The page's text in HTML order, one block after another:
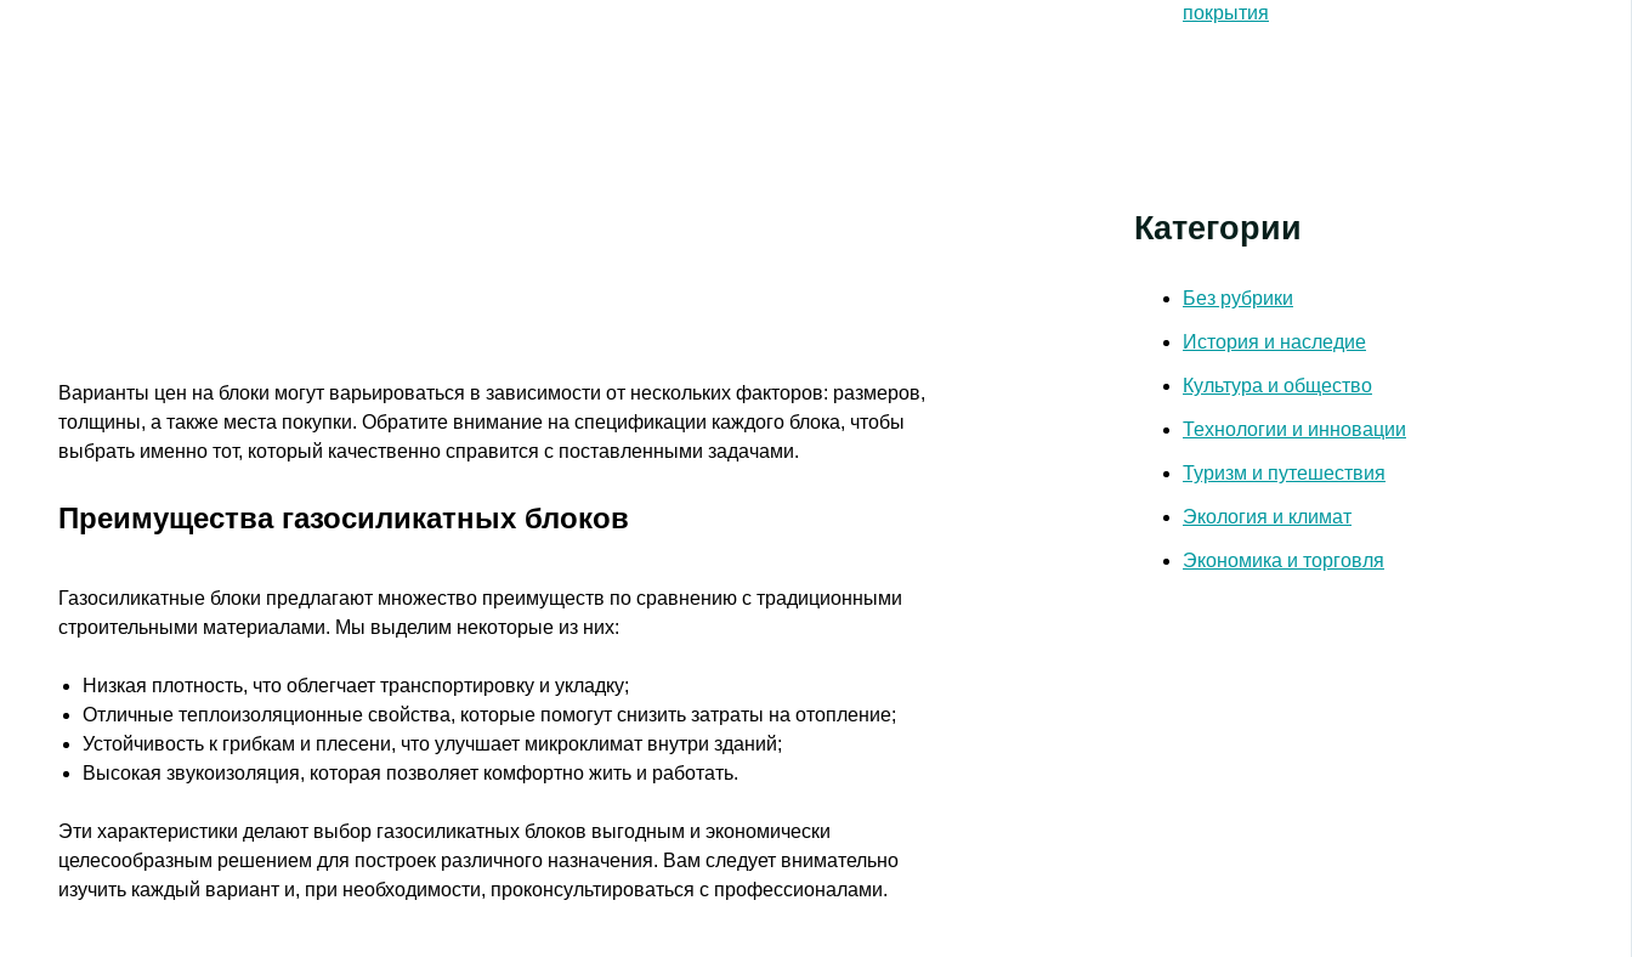
Варианты цен на блоки могут варьироваться в зависимости от нескольких факторов: размеров,
толщины, а также места покупки. Обратите внимание на спецификации каждого блока, чтобы
выбрать именно тот, который качественно справится с поставленными задачами.
Преимущества газосиликатных блоков
Газосиликатные блоки предлагают множество преимуществ по сравнению с традиционными
строительными материалами. Мы выделим некоторые из них:
Низкая плотность, что облегчает транспортировку и укладку;
Отличные теплоизоляционные свойства, которые помогут снизить затраты на отопление;
Устойчивость к грибкам и плесени, что улучшает микроклимат внутри зданий;
Высокая звукоизоляция, которая позволяет комфортно жить и работать.
Эти характеристики делают выбор газосиликатных блоков выгодным и экономически
целесообразным решением для построек различного назначения. Вам следует внимательно
изучить каждый вариант и, при необходимости, проконсультироваться с профессионалами.
покрытия
Категории
Без рубрики
История и наследие
Культура и общество
Технологии и инновации
Туризм и путешествия
Экология и климат
Экономика и торговля